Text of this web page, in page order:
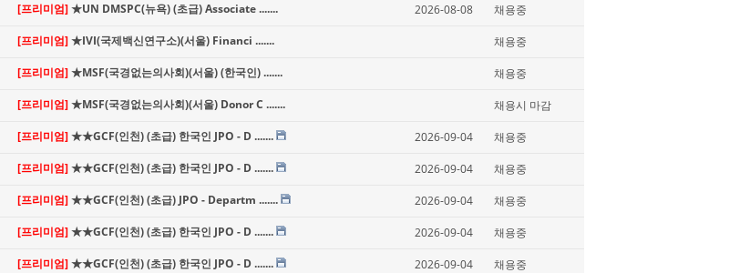
[프리미엄]★UN DMSPC(뉴욕) (초급) Associate ....... 2026-08-08 채용중
[프리미엄]★IVI(국제백신연구소)(서울) Financi ....... 채용중
[프리미엄]★MSF(국경없는의사회)(서울) (한국인) ....... 채용중
[프리미엄]★MSF(국경없는의사회)(서울) Donor C ....... 채용시 마감
[프리미엄]★★GCF(인천) (초급) 한국인 JPO - D ....... 2026-09-04 채용중
[프리미엄]★★GCF(인천) (초급) 한국인 JPO - D ....... 2026-09-04 채용중
[프리미엄]★★GCF(인천) (초급) JPO - Departm ....... 2026-09-04 채용중
[프리미엄]★★GCF(인천) (초급) 한국인 JPO - D ....... 2026-09-04 채용중
[프리미엄]★★GCF(인천) (초급) 한국인 JPO - D ....... 2026-09-04 채용중